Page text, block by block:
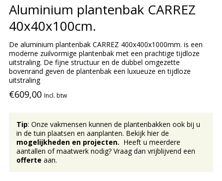
Aluminium plantenbak CARREZ
40x40x100cm.
De aluminium plantenbak CARREZ 400x400x1000mm. is een
moderne zuilvormige plantenbak met een prachtige tijdloze
uitstraling. De fijne structuur en de dubbel omgezette
bovenrand geven de plantenbak een luxueuze en tijdloze
uitstraling
€609,00 Incl. btw
Tip: Onze vakmensen kunnen de plantenbakken ook bij u
in de tuin plaatsen en aanplanten. Bekijk hier de
mogelijkheden en projecten. Heeft u meerdere
aantallen of maatwerk nodig? Vraag dan vrijblijvend een
offerte aan.